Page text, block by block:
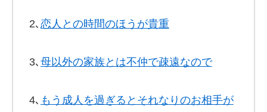
2､ 恋人との時間のほうが貴重
3､ 母以外の家族とは不仲で疎遠なので
4､ もう成人を過ぎるとそれなりのお相手が